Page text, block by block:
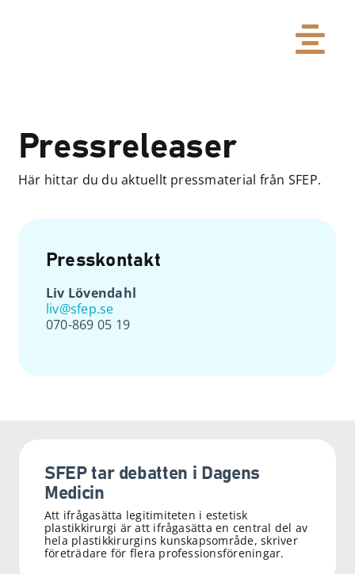
Pressreleaser
Här hittar du du aktuellt pressmaterial från SFEP.
Presskontakt
Liv Lövendahl
liv@sfep.se
070-869 05 19
SFEP tar debatten i Dagens
Medicin
Att ifrågasätta legitimiteten i estetisk
plastikkirurgi är att ifrågasätta en central del av
hela plastikkirurgins kunskapsområde, skriver
företrädare för flera professionsföreningar.